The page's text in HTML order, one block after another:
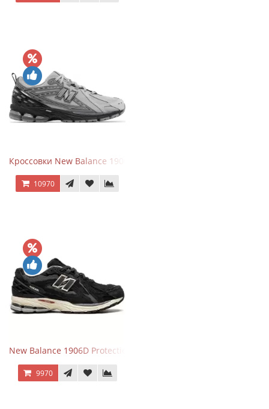
Кроссовки New Balance 1906R Brighton Grey
10970
New Balance 1906D Protection Pack Black черные
9970